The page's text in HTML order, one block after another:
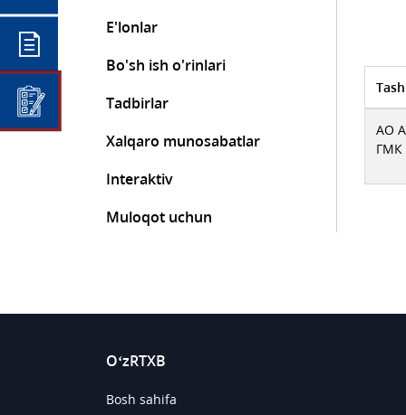
E'lonlar
Bo'sh ish o'rinlari
Tadbirlar
Xalqaro munosabatlar
Interaktiv
Muloqot uchun
АО
ГМК
O‘zRTXB
Bosh sahifa